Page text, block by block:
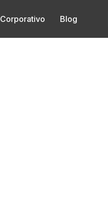
Corporativo Blog